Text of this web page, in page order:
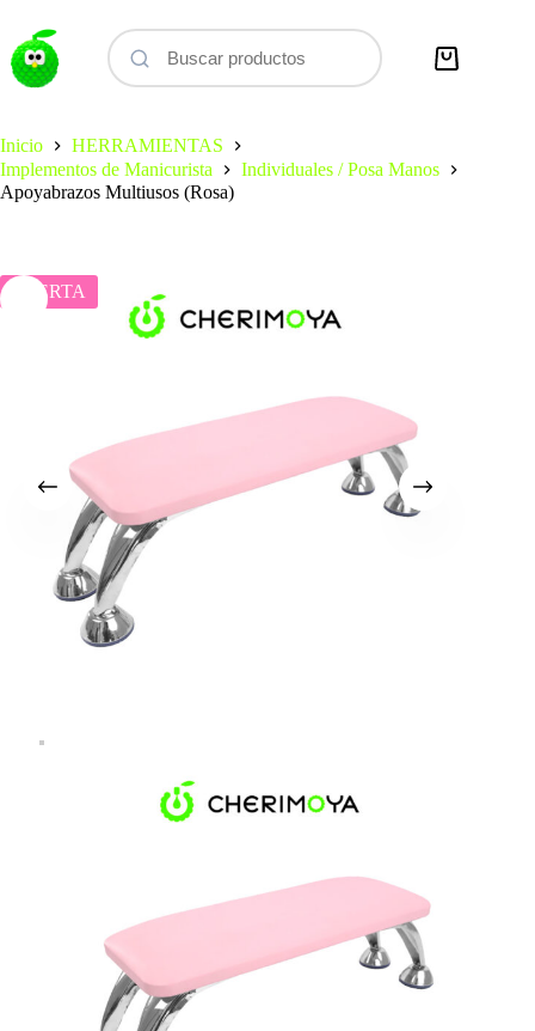
contenido
Carro
Inicio
HERRAMIENTAS
Implementos de Manicurista
Individuales / Posa Manos
Apoyabrazos Multiusos (Rosa)
OFERTA